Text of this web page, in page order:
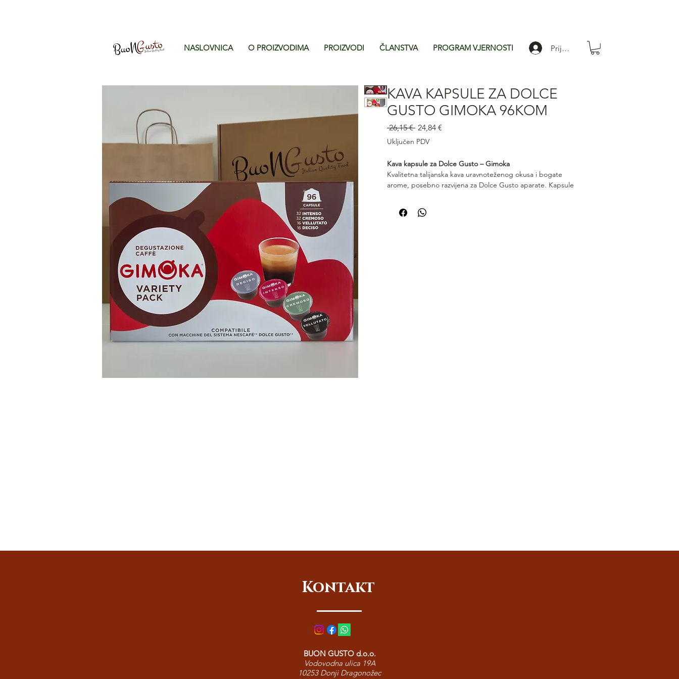
NASLOVNICA O PROIZVODIMA PROIZVODI ČLANSTVA PROGRAM VJERNOSTI Prijavi se
KAVA KAPSULE ZA DOLCE
GUSTO GIMOKA 96KOM
26,15 € Redovna
cijena
24,84 €
Uključen PDV
Kava kapsule za Dolce Gusto – Gimoka
Kvalitetna talijanska kava uravnoteženog okusa i bogate
arome, posebno razvijena za Dolce Gusto aparate. Kapsule
završetak u svakoj šalici. Savršen izbor za svakodnevno
uživanje u pravom talijanskom espressu kod kuće ili u
Kontakt
BUON GUSTO d.o.o.
Vodovodna ulica 19A
10253 Donji Dragonožec